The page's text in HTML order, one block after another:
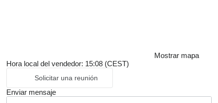
Mostrar mapa
Hora local del vendedor: 15:08 (CEST)
Solicitar una reunión
Enviar mensaje